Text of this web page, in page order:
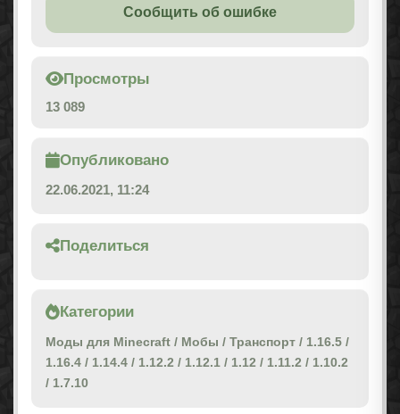
Сообщить об ошибке
Просмотры
13 089
Опубликовано
22.06.2021, 11:24
Поделиться
Категории
Моды для Minecraft / Мобы / Транспорт / 1.16.5 /
1.16.4 / 1.14.4 / 1.12.2 / 1.12.1 / 1.12 / 1.11.2 / 1.10.2
/ 1.7.10